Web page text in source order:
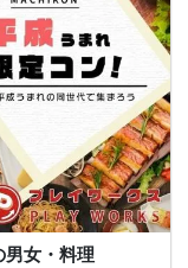
女・料理